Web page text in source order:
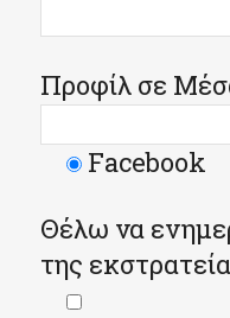
Προφίλ σε
Facebook
Θέλω να
της